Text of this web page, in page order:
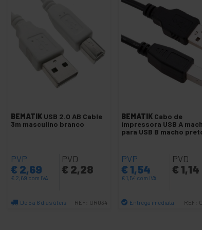
Cabo USB MicroUSB para MiniUSB
Cabo USB retrátil
Cabo USB diversos
Cabo USB personalizado
Cabo Câmera Digital
Adaptadores de cabo e USB tipo C
Super cabo USB AM para BM
Super Cabo USB AM a MiniUSB
BEMATIK USB 2.0 AB Cable
3m masculino branco
PVP
€ 2,69
€ 2,69 com IVA
PVD
€ 2,28
De 5 a 6 dias úteis REF: UR034
BEMATIK Cabo de
impressora USB A
para USB B macho
PVP
€ 1,54
€ 1,54 com IVA
PVD
€ 1,14
Entrega imediata REF: